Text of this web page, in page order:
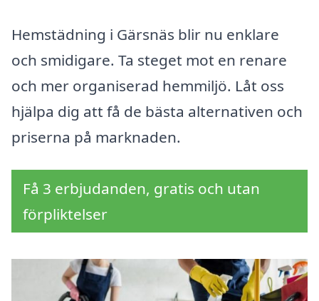
Hemstädning i Gärsnäs blir nu enklare
och smidigare. Ta steget mot en renare
och mer organiserad hemmiljö. Låt oss
hjälpa dig att få de bästa alternativen och
priserna på marknaden.
Få 3 erbjudanden, gratis och utan
förpliktelser